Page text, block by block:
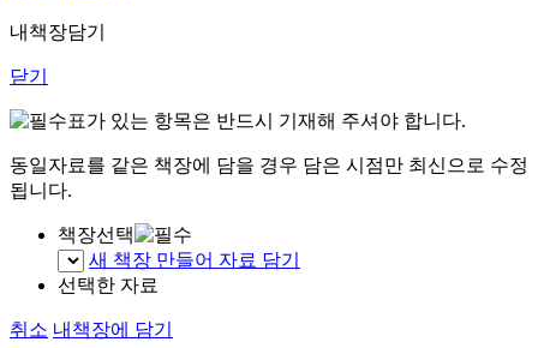
내책장담기
닫기
표가 있는 항목은 반드시 기재해 주셔야 합니다.
동일자료를 같은 책장에 담을 경우 담은 시점만 최신으로 수정
됩니다.
책장선택
새 책장 만들어 자료 담기
선택한 자료
취소 내책장에 담기